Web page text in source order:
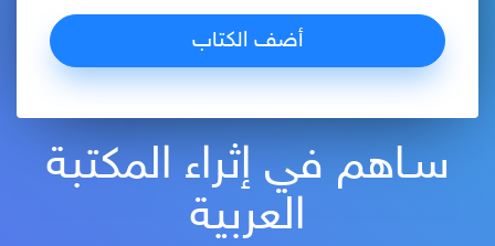
سـاهم في إثراء المكتبة
العربية